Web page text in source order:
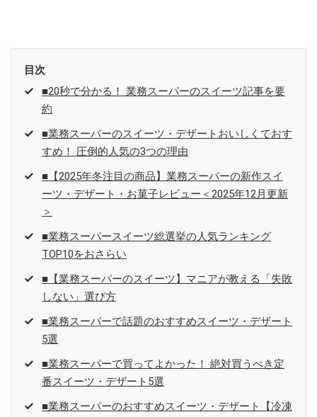
目次
■20秒で分かる！ 業務スーパーのスイーツ記事を要
約
■業務スーパーのスイーツ・デザートおいしくておす
すめ！ 圧倒的人気の3つの理由
■【2025年冬注目の商品】業務スーパーの新作スイ
ーツ・デザート・お菓子レビュー＜2025年12月更新
＞
■業務スーパースイーツ総選挙の人気ランキング
TOP10をおさらい
■【業務スーパーのスイーツ】マニアが教える「失敗
しない」選び方
■業務スーパーで話題のおすすめスイーツ・デザート
5選
■業務スーパーで買ってよかった！ 絶対買うべき定
番スイーツ・デザート5選
■業務スーパーのおすすめスイーツ・デザート【冷凍